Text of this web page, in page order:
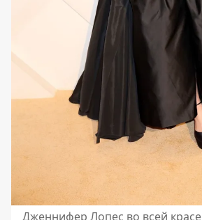
Дженнифер Лопес во всей красе